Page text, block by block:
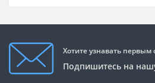
Хотите узнавать первым
Подпишитесь на